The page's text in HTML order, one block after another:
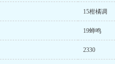
15柑橘调
19蝉鸣
2330